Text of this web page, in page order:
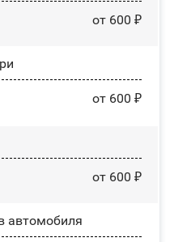
от 600 ₽
от 600 ₽
от 600 ₽
автомобиля